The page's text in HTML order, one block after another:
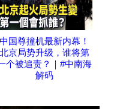
中国尊撞机最新内幕！
北京局势升级，谁将第
个被追责？｜#中南海
解码